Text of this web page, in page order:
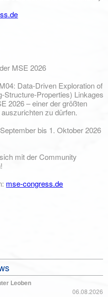
MSE 2026
Data-Driven Exploration of
Properties) Linkages
2026 – einer der größten
zu dürfen.
bis 1. Oktober 2026
mit der Community
mse-congress.de
Leoben
06.08.2026